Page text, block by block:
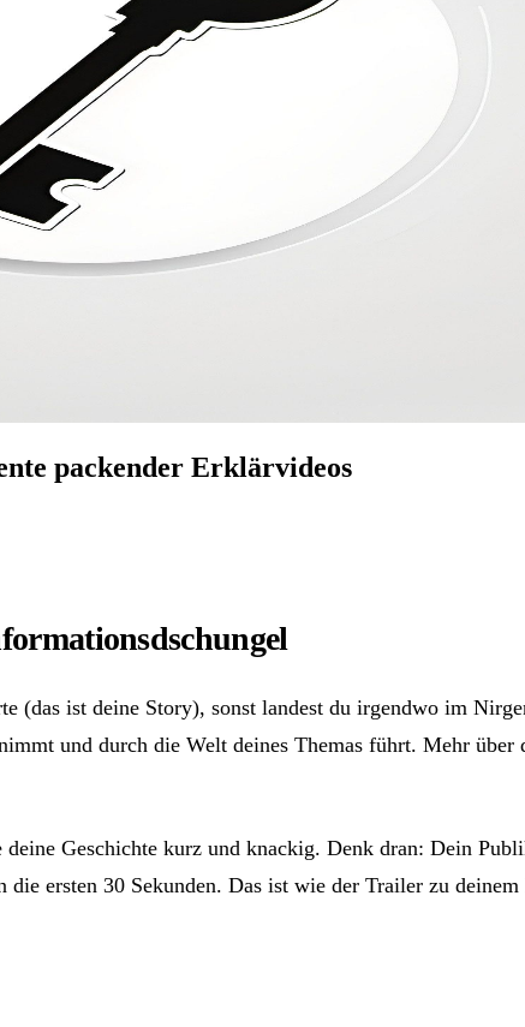
packender Erklärvideos
ist deine Story), sonst landest du irgendwo im
und durch die Welt deines Themas führt. Mehr über
Geschichte kurz und knackig. Denk dran: Dein
ersten 30 Sekunden. Das ist wie der Trailer zu